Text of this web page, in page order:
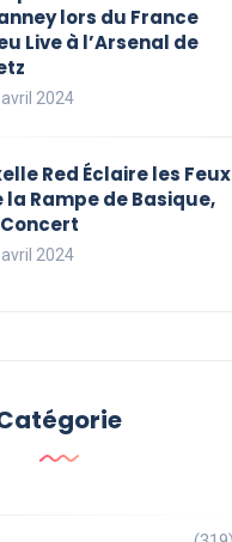
lors du France
Live à l’Arsenal de
2024
Red Éclaire les Feux
la Rampe de Basique,
2024